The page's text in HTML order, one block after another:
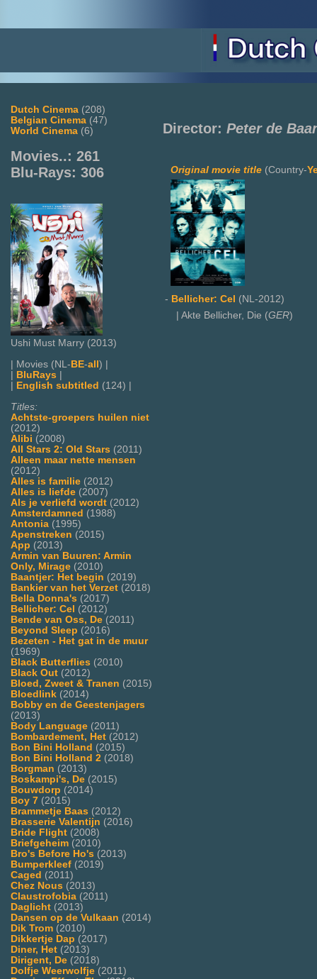
Dutch Cinema (208)
Belgian Cinema (47)
World Cinema (6)
Movies..: 261
Blu-Rays: 306
Ushi Must Marry (2013)
| Movies (NL-BE-all) |
| BluRays |
| English subtitled (124) |
Titles:
Achtste-groepers huilen niet
(2012)
Alibi (2008)
All Stars 2: Old Stars (2011)
Alleen maar nette mensen
(2012)
Alles is familie (2012)
Alles is liefde (2007)
Als je verliefd wordt (2012)
Amsterdamned (1988)
Antonia (1995)
Apenstreken (2015)
App (2013)
Armin van Buuren: Armin
Only, Mirage (2010)
Baantjer: Het begin (2019)
Bankier van het Verzet (2018)
Bella Donna's (2017)
Bellicher: Cel (2012)
Bende van Oss, De (2011)
Beyond Sleep (2016)
Bezeten - Het gat in de muur
(1969)
Black Butterflies (2010)
Black Out (2012)
Bloed, Zweet & Tranen (2015)
Bloedlink (2014)
Bobby en de Geestenjagers
(2013)
Body Language (2011)
Bombardement, Het (2012)
Bon Bini Holland (2015)
Bon Bini Holland 2 (2018)
Borgman (2013)
Boskampi's, De (2015)
Bouwdorp (2014)
Boy 7 (2015)
Brammetje Baas (2012)
Brasserie Valentijn (2016)
Bride Flight (2008)
Briefgeheim (2010)
Bro's Before Ho's (2013)
Bumperkleef (2019)
Caged (2011)
Chez Nous (2013)
Claustrofobia (2011)
Daglicht (2013)
Dansen op de Vulkaan (2014)
Dik Trom (2010)
Dikkertje Dap (2017)
Diner, Het (2013)
Dirigent, De (2018)
Dolfje Weerwolfje (2011)
Director: Peter de
Original movie title (Country-
- Bellicher: Cel (NL-2012)
| Akte Bellicher, Die (GER)